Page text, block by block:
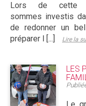
Lors de cette
sommes investis
de redonner un
préparer l [...]
Lire la
LES